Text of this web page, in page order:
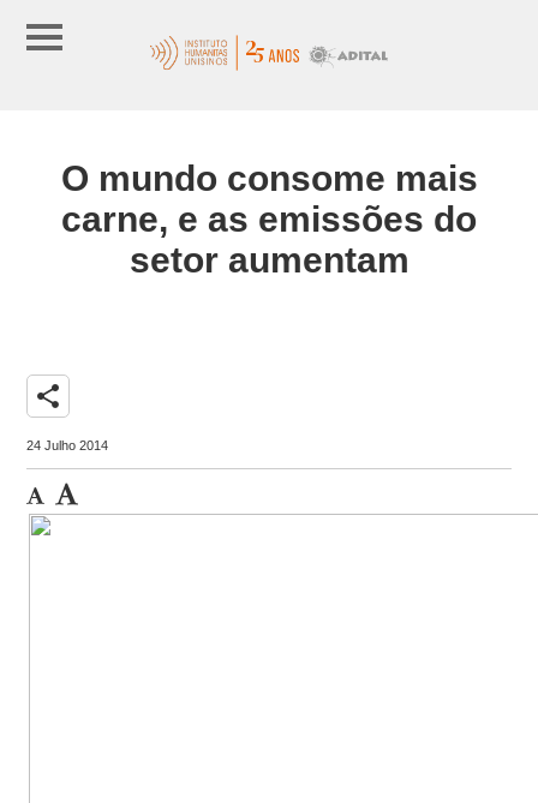
O mundo consome mais
carne, e as emissões do
setor aumentam
share
24 Julho 2014